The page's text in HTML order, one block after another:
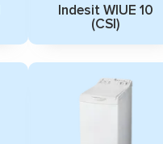
Indesit WIUE 10
(CSI)